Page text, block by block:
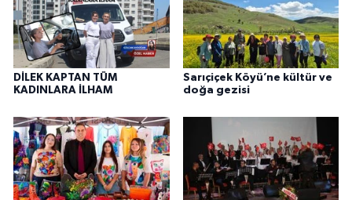
DİLEK KAPTAN TÜM
KADINLARA İLHAM
Sarıçiçek Köyü’ne kültür ve
doğa gezisi